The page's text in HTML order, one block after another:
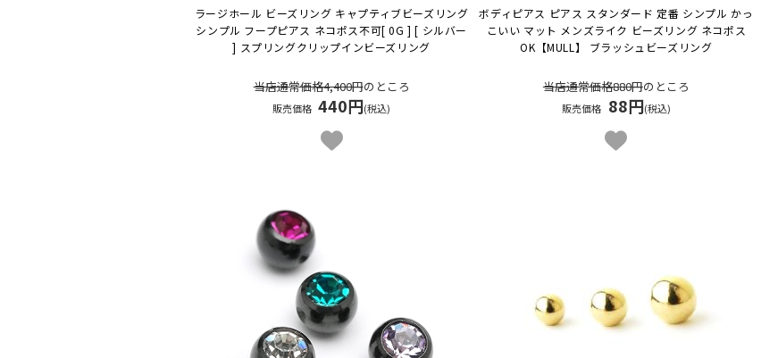
ラージホール ビーズリング キャプティブビーズリング
シンプル フープピアス ネコポス不可[ 0G ] [ シルバー
] スプリングクリップインビーズリング
当店通常価格4,400円のところ
販売価格 440円(税込)
ボディピアス ピアス スタンダード 定番 シンプル かっ
こいい マット メンズライク ビーズリング ネコポス
OK 【MULL】 ブラッシュビーズリング
当店通常価格880円のところ
販売価格 88円(税込)